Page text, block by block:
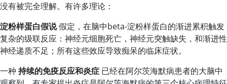
没有被完全理解。有许多理论：
淀粉样蛋白假说假定，在脑中beta-淀粉样蛋白的渐进累积触发
复杂的级联反应：神经元细胞死亡，神经元突触缺失，和渐进性
神经递质不足；所有这些效应导致痴呆的临床症状。
一种 持续的免疫反应和炎症 已经在阿尔茨海默病患者的大脑中